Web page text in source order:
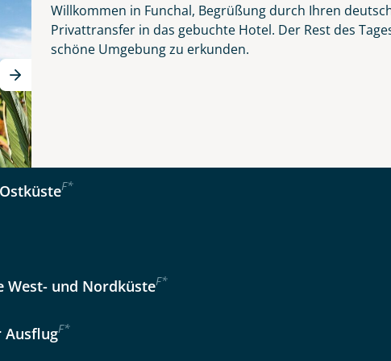
Reisen auf der Merkliste
schönste Blume des Atlantiks
wählen
Auswahl übernehmen
Willkommen in Funchal, Begrüßung durch Ihren
Privattransfer in das gebuchte Hotel. Der Rest des
schöne Umgebung zu erkunden.
F*
West- und NordküsteF*
AusflugF*